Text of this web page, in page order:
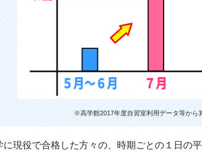
※高学館2017年度自習室利用データ等から
現役で合格した方々の、時期ごとの１日の平